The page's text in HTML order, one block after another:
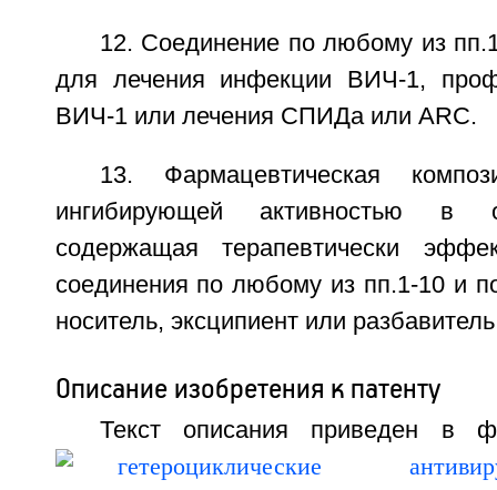
12. Соединение по любому из
для лечения инфекции ВИЧ-1,
ВИЧ-1 или лечения СПИДа или ARC.
13. Фармацевтическая
ингибирующей активностью в
содержащая терапевтически
соединения по любому из пп.1-10 и
носитель, эксципиент или
Описание изобретения к патенту
Текст описания приведен в